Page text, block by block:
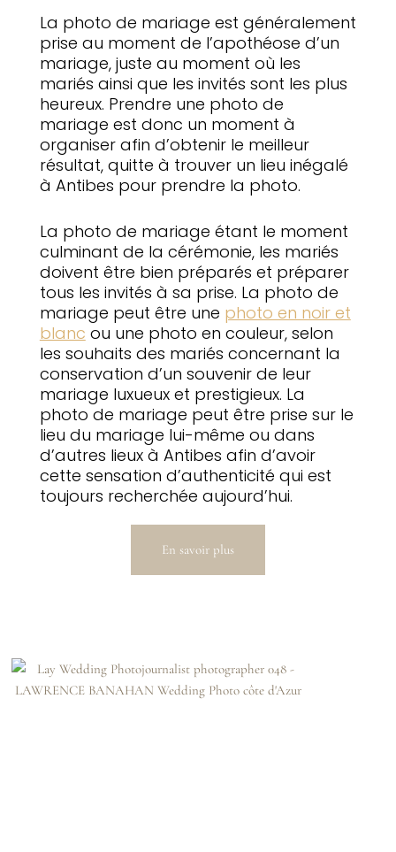
La photo de mariage est généralement
prise au moment de l’apothéose d’un
mariage, juste au moment où les
mariés ainsi que les invités sont les plus
heureux. Prendre une photo de
mariage est donc un moment à
organiser afin d’obtenir le meilleur
résultat, quitte à trouver un lieu inégalé
à Antibes pour prendre la photo.
La photo de mariage étant le moment
culminant de la cérémonie, les mariés
doivent être bien préparés et préparer
tous les invités à sa prise. La photo de
mariage peut être une photo en noir et
blanc ou une photo en couleur, selon
les souhaits des mariés concernant la
conservation d’un souvenir de leur
mariage luxueux et prestigieux. La
photo de mariage peut être prise sur le
lieu du mariage lui-même ou dans
d’autres lieux à Antibes afin d’avoir
cette sensation d’authenticité qui est
toujours recherchée aujourd’hui.
En savoir plus